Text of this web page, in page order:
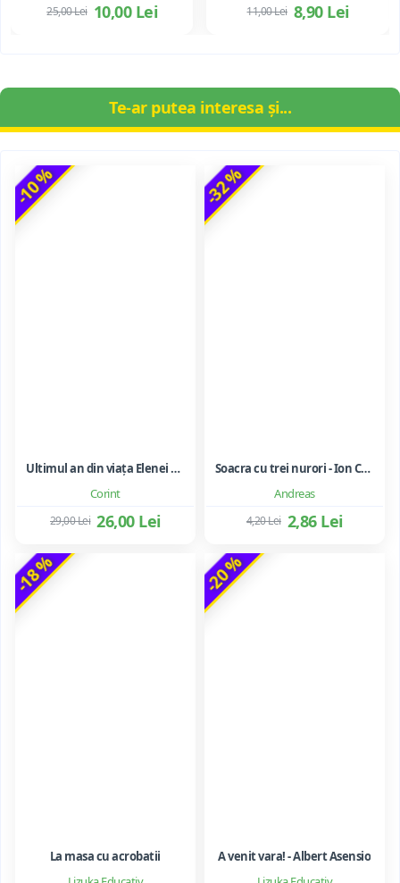
10,00 Lei
25,00 Lei 8,90 Lei
11,00 Lei
Te-ar putea interesa și...
-10 %
Corint
Ultimul an din viața Elenei Ceaușescu - LAVINIA BETEA
26,00 Lei
29,00 Lei
-32 %
Andreas
Soacra cu trei nurori - Ion Creanga
2,86 Lei
4,20 Lei
-18 %
La masa cu acrobatii
-20 %
A venit vara! - Albert Asensio